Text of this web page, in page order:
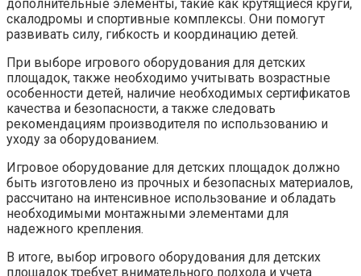
дополнительные элементы, такие как крутящиеся круги,
скалодромы и спортивные комплексы. Они помогут
развивать силу, гибкость и координацию детей.
При выборе игрового оборудования для детских
площадок, также необходимо учитывать возрастные
особенности детей, наличие необходимых сертификатов
качества и безопасности, а также следовать
рекомендациям производителя по использованию и
уходу за оборудованием.
Игровое оборудование для детских площадок должно
быть изготовлено из прочных и безопасных материалов,
рассчитано на интенсивное использование и обладать
необходимыми монтажными элементами для
надежного крепления.
В итоге, выбор игрового оборудования для детских
площадок требует внимательного подхода и учета